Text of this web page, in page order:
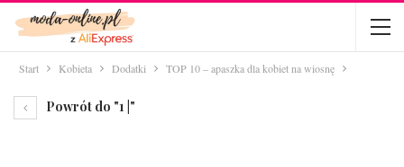
Start Kobieta Dodatki TOP 10 – apaszka dla kobiet na wiosnę
Powrót do "1 |"